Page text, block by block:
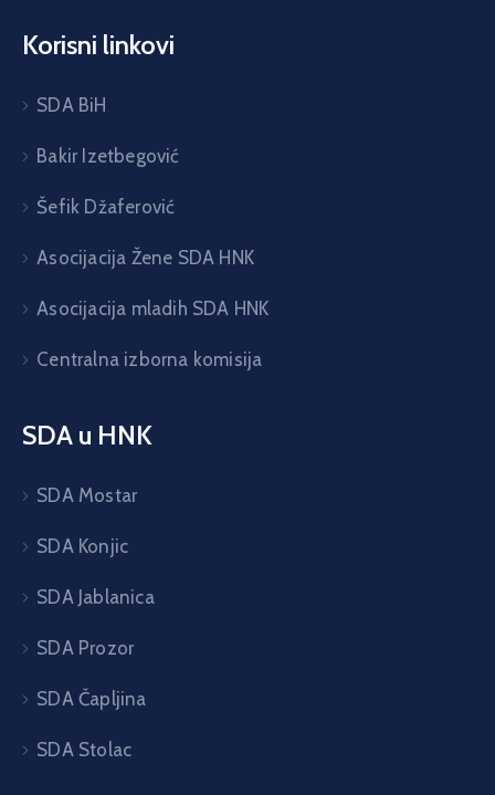
Korisni linkovi
SDA BiH
Bakir Izetbegović
Šefik Džaferović
Asocijacija Žene SDA HNK
Asocijacija mladih SDA HNK
Centralna izborna komisija
SDA u HNK
SDA Mostar
SDA Konjic
SDA Jablanica
SDA Prozor
SDA Čapljina
SDA Stolac